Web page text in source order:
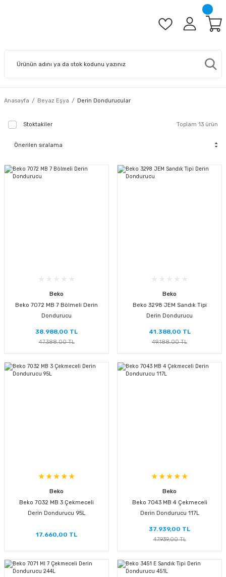
Anasayfa Beyaz Eşya Derin Dondurucular
Stoktakiler Toplam 13 ürün
Beko
Beko 7072 MB 7 Bölmeli Derin
Dondurucu
38.988,00 TL
47.388,00 TL
Beko
Beko 3298 JEM Sandık Tipi
Derin Dondurucu
41.388,00 TL
49.188,00 TL
Beko
Beko 7032 MB 3 Çekmeceli
Derin Dondurucu 95L
17.660,00 TL
Beko
Beko 7043 MB 4 Çekmeceli
Derin Dondurucu 117L
37.939,00 TL
47.939,00 TL